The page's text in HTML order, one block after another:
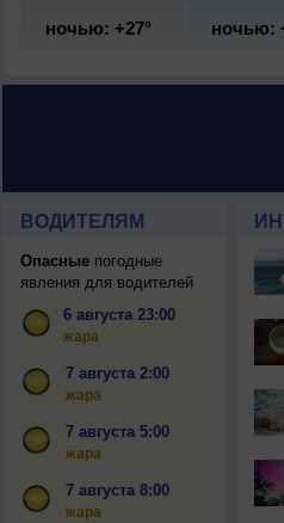
ночью: +27° ночью:
ВОДИТЕЛЯМ
Опасныепогодные
явления для водителей
6 августа 23:00
жара
7 августа 2:00
жара
7 августа 5:00
жара
7 августа 8:00
жара